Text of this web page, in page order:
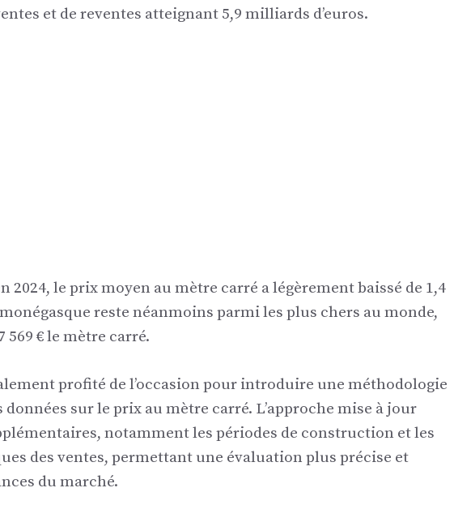
et de reventes atteignant 5,9 milliards d’euros.
2024, le prix moyen au mètre carré a légèrement baissé de 1,4
reste néanmoins parmi les plus chers au monde,
569 € le mètre carré.
profité de l’occasion pour introduire une méthodologie
sur le prix au mètre carré. L’approche mise à jour
notamment les périodes de construction et les
des ventes, permettant une évaluation plus précise et
du marché.